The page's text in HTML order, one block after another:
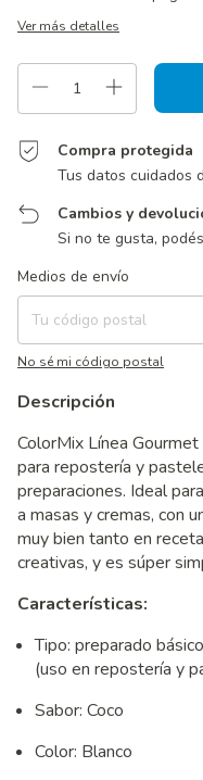
Ver más detalles
Compra protegida
Tus datos cuidados
Cambios y
Si no te gusta,
Entregas para el CP:
Medios de envío
No sé mi código postal
Descripción
ColorMix Línea
para repostería y
preparaciones. Ideal
a masas y cremas, con
muy bien tanto en
creativas, y es súper
Características:
Tipo: preparado
(uso en repostería y
Sabor: Coco
Color: Blanco